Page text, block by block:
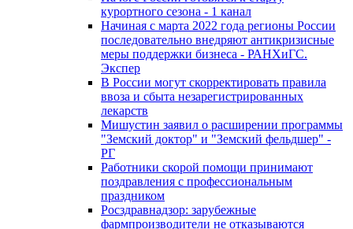
курортного сезона - 1 канал
Начиная с марта 2022 года регионы России
последовательно внедряют антикризисные
меры поддержки бизнеса - РАНХиГС.
Экспер
В России могут скорректировать правила
ввоза и сбыта незарегистрированных
лекарств
Мишустин заявил о расширении программы
"Земский доктор" и "Земский фельдшер" -
РГ
Работники скорой помощи принимают
поздравления с профессиональным
праздником
Росздравнадзор: зарубежные
фармпроизводители не отказываются